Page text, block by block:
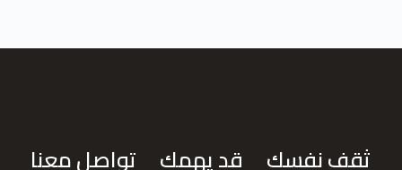
ثقف نفسك قد يهمك تواصل معنا